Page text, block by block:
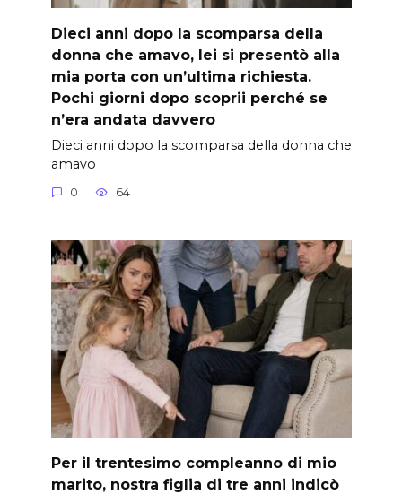
Dieci anni dopo la scomparsa della
donna che amavo, lei si presentò alla
mia porta con un’ultima richiesta.
Pochi giorni dopo scoprii perché se
n’era andata davvero
Dieci anni dopo la scomparsa della donna che
amavo
0 64
Per il trentesimo compleanno di mio
marito, nostra figlia di tre anni indicò